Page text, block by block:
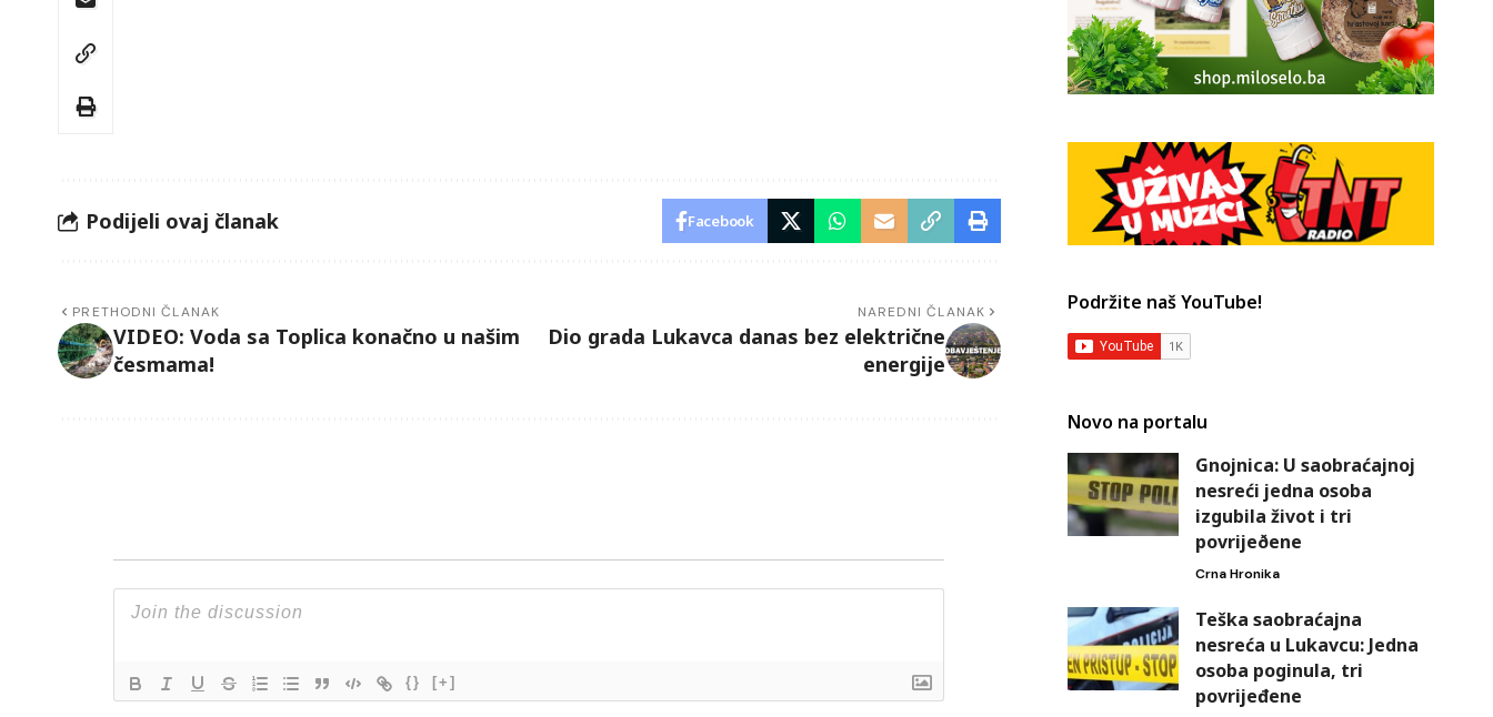
Podijeli ovaj članak Facebook
PRETHODNI ČLANAK
VIDEO: Voda sa Toplica konačno u našim
česmama!
NAREDNI ČLANAK
Dio grada Lukavca danas bez električne
energije
{} [+]
Podržite naš YouTube!
Novo na portalu
Gnojnica: U saobraćajnoj
nesreći jedna osoba
izgubila život i tri
povrijeðene
Crna Hronika
Teška saobraćajna
nesreća u Lukavcu: Jedna
osoba poginula, tri
povrijeđene